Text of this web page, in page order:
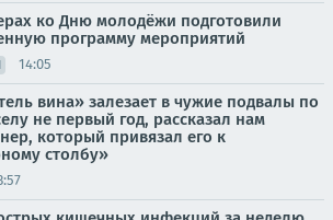
ко Дню молодёжи подготовили
программу мероприятий
14:05
вина» залезает в чужие подвалы по
не первый год, рассказал нам
который привязал его к
столбу»